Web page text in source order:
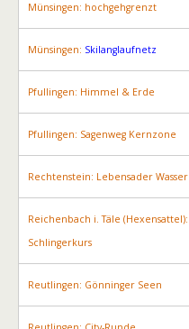
Münsingen: hochgehgrenzt
Münsingen: Skilanglaufnetz
Pfullingen: Himmel & Erde
Pfullingen: Sagenweg Kernzone
Rechtenstein: Lebensader Wasser
Reichenbach i. Täle (Hexensattel):
Schlingerkurs
Reutlingen: Gönninger Seen